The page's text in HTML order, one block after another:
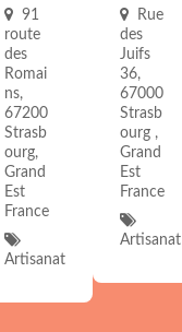
91
route
des
Romai
ns,
67200
Strasb
ourg,
Grand
Est
France
Artisanat
Rue
des
Juifs
36,
67000
Strasb
ourg ,
Grand
Est
France
Artisanat